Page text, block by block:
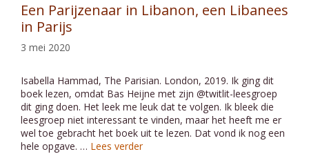
Een Parijzenaar in Libanon, een Libanees
in Parijs
3 mei 2020
Isabella Hammad, The Parisian. London, 2019. Ik ging dit
boek lezen, omdat Bas Heijne met zijn @twitlit-leesgroep
dit ging doen. Het leek me leuk dat te volgen. Ik bleek die
leesgroep niet interessant te vinden, maar het heeft me er
wel toe gebracht het boek uit te lezen. Dat vond ik nog een
hele opgave. … Lees verder